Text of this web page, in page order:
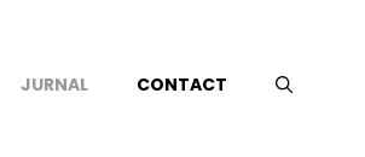
JURNAL CONTACT